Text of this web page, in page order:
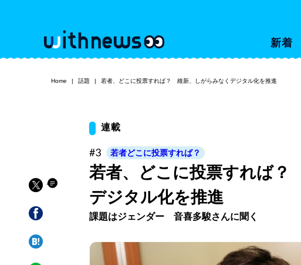
新着
Home 話題 若者、どこに投票すれば？ 維新、しがらみなくデジタル化を推進
連載
#3 若者どこに投票すれば？
若者、どこに投票すれば
デジタル化を推進
課題はジェンダー 音喜多駿さんに聞く